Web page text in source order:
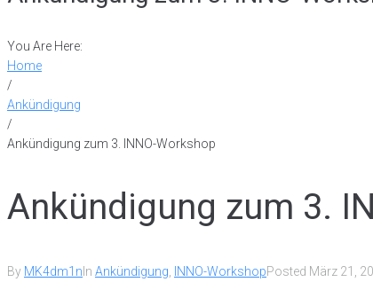
You Are Here:
Home
/
Ankündigung
/
Ankündigung zum 3. INNO-Workshop
Ankündigung zum 3.
By MK4dm1n In Ankündigung, INNO-WorkshopPosted März 21,